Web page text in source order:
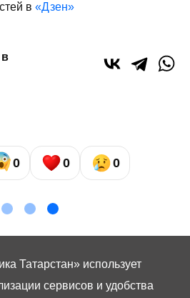
в «Дзен»
в
0 0 0
Татарстан» использует
сервисов и удобства